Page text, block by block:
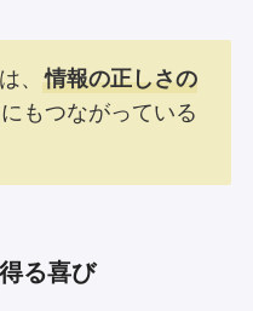
、情報の正しさの
もつながっている
る喜び